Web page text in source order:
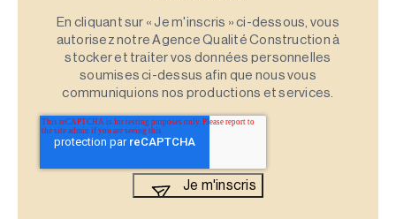
En cliquant sur « Je m'inscris » ci-dessous, vous
autorisez notre Agence Qualité Construction à
stocker et traiter vos données personnelles
soumises ci-dessus afin que nous vous
communiquions nos productions et services.